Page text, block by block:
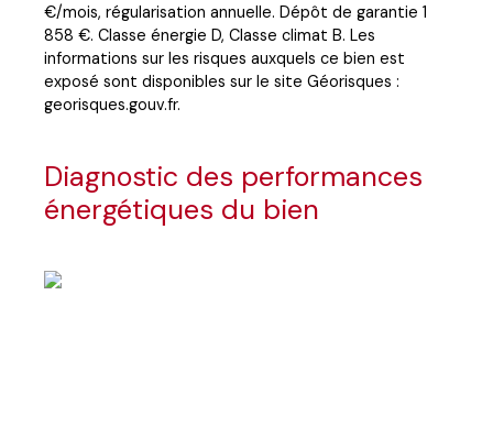
€/mois, régularisation annuelle. Dépôt de garantie 1
858 €. Classe énergie D, Classe climat B. Les
informations sur les risques auxquels ce bien est
exposé sont disponibles sur le site Géorisques :
georisques.gouv.fr.
Diagnostic des performances
énergétiques du bien